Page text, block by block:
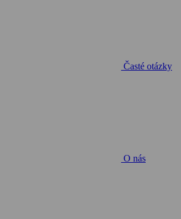
Časté otázky
O nás